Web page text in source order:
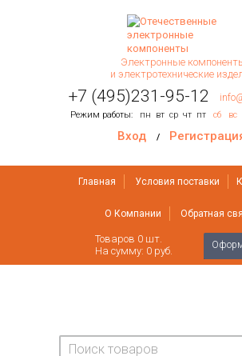
Электронные
и электротехнические
+7 (495)231-95-12
Режим работы: пн вт ср чт пт сб вс
Вход /
Главная Условия поставки
О Компании Обратная
Товаров 0 шт.
На сумму: 0 руб.